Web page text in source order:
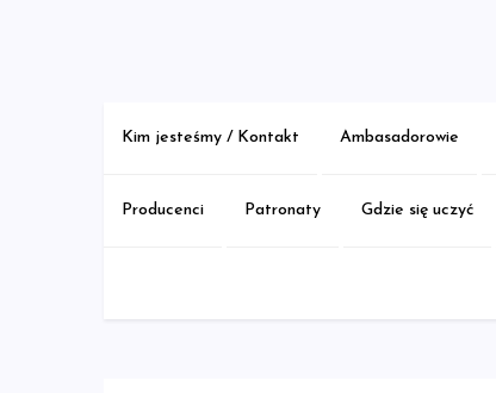
Kim jesteśmy / Kontakt Ambasadorowie
Producenci Patronaty Gdzie się uczyć